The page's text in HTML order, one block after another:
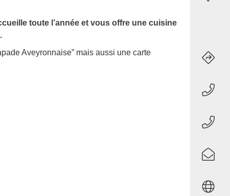
toute l’année et vous offre une cuisine
Aveyronnaise” mais aussi une carte